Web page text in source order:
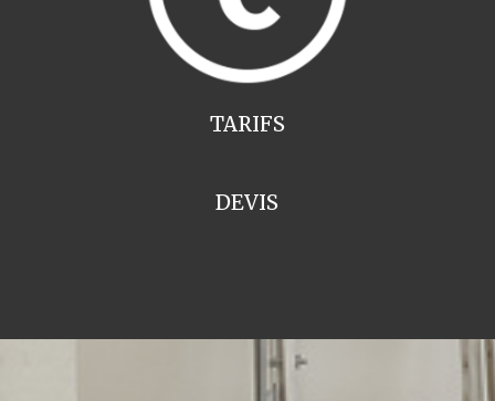
TARIFS
DEVIS